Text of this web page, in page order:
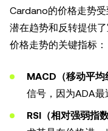
Cardano的价格走势
潜在趋势和反转提供
价格走势的关键指标：
MACD（移动平均
信号，因为ADA最
RSI（相对强弱指数